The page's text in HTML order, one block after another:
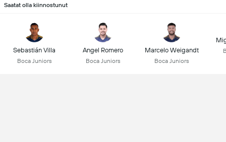
Saatat olla kiinnostunut
Sebastián Villa
Boca Juniors
Angel Romero
Boca Juniors
Marcelo Weigandt
Boca Juniors